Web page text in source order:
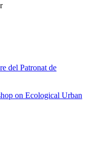
del Patronat de
on Ecological Urban